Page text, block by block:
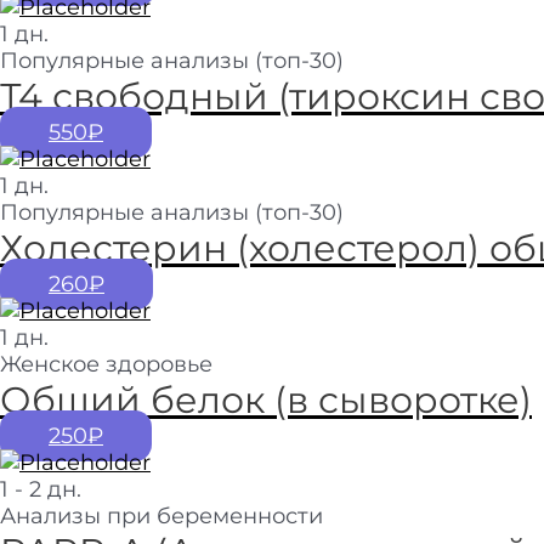
1 дн.
Популярные анализы (топ-30)
Т4 свободный (тироксин
550₽
1 дн.
Популярные анализы (топ-30)
Холестерин (холестерол)
260₽
1 дн.
Женское здоровье
Общий белок (в сыворотке)
250₽
1 - 2 дн.
Анализы при беременности